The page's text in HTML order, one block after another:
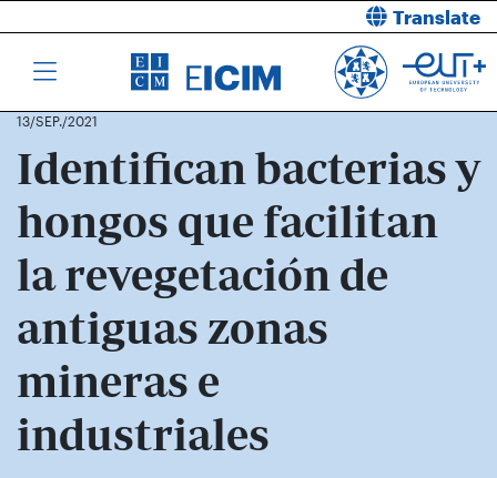
Translate
13/SEP./2021
Identifican bacterias y
hongos que facilitan
la revegetación de
antiguas zonas
mineras e
industriales